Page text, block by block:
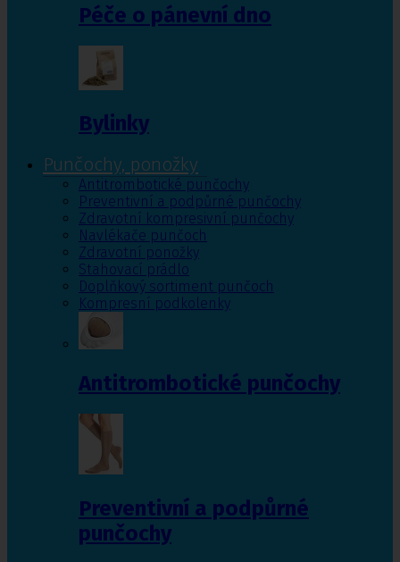
Péče o pánevní dno
Bylinky
Punčochy, ponožky
Antitrombotické punčochy
Preventivní a podpůrné punčochy
Zdravotní kompresivní punčochy
Navlékače punčoch
Zdravotní ponožky
Stahovací prádlo
Doplňkový sortiment punčoch
Kompresní podkolenky
Antitrombotické punčochy
Preventivní a podpůrné
punčochy